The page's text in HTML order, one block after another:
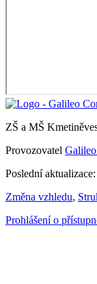
ZŠ a MŠ
Provozovatel
Poslední
Změna vzhledu,
Prohlášení o